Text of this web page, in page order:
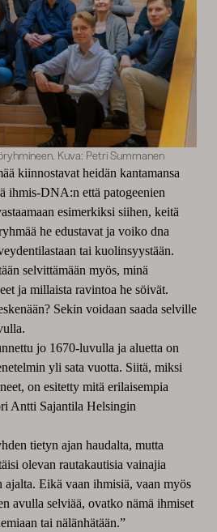
Kuva: Petri Summanen
kiinnostavat heidän kantamansa
ihmis-DNA:n että patogeenien
esimerkiksi siihen, keitä
he edustavat ja voiko dna
tai kuolinsyystään.
selvittämään myös, minä
ja millaista ravintoa he söivät.
Sekin voidaan saada selville
jo 1670-luvulla ja aluetta on
yli sata vuotta. Siitä, miksi
on esitetty mitä erilaisempia
Antti Sajantila Helsingin
tietyn ajan haudalta, mutta
olevan rautakautisia vainajia
ajalta. Eikä vaan ihmisiä, vaan myös
avulla selviää, ovatko nämä ihmiset
tai nälänhätään.”